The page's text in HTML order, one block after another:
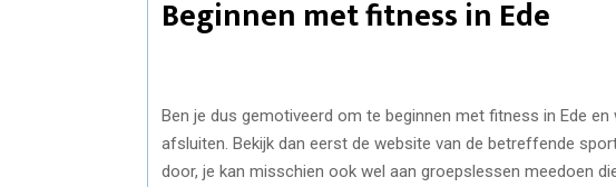
Beginnen met fitness in Ede
Ben je dus gemotiveerd om te beginnen met fitness in Ede
afsluiten. Bekijk dan eerst de website van de betreffende
door, je kan misschien ook wel aan groepslessen meedoen